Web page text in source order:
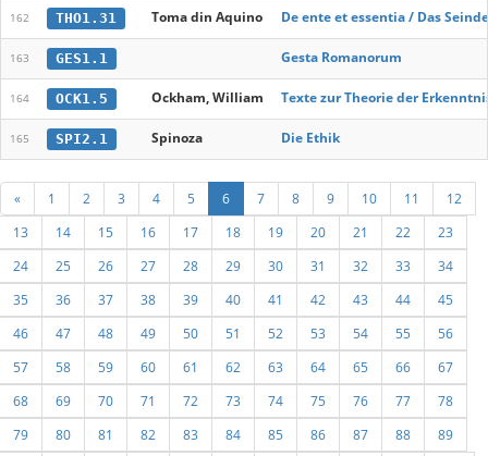
162 THO1.31 Toma din Aquino De ente et essentia / Das
163 GES1.1 Gesta Romanorum
164 OCK1.5 Ockham, William Texte zur Theorie der
165 SPI2.1 Spinoza Die Ethik
« 1 2 3 4 5 6 7 8 9 10 11
12
13
14 15 16 17 18 19 20 21 22
23
24
25 26 27 28 29 30 31 32 33
34
35
36 37 38 39 40 41 42 43 44
45
46
47 48 49 50 51 52 53 54 55
56
57
58 59 60 61 62 63 64 65 66
67
68
69 70 71 72 73 74 75 76 77
78
79
80 81 82 83 84 85 86 87 88 89